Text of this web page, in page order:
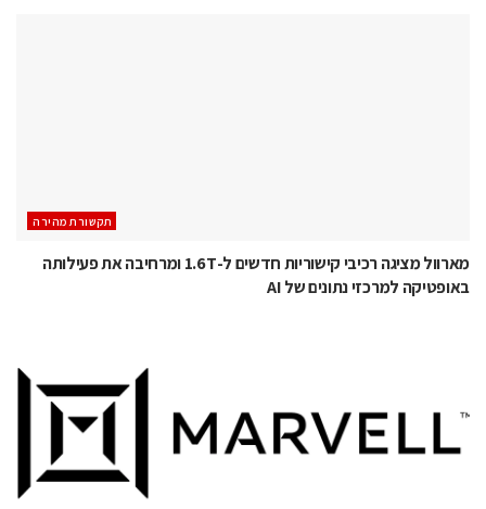
תקשורת מהירה
מארוול מציגה רכיבי קישוריות חדשים ל-1.6T ומרחיבה את פעילותה
באופטיקה למרכזי נתונים של AI